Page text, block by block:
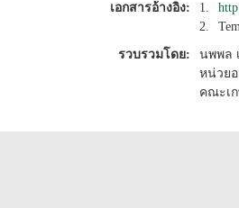
เอกสารอ้างอิง: 1.
2.
รวบรวมโดย:
นพพล
หน่วย
คณะเ